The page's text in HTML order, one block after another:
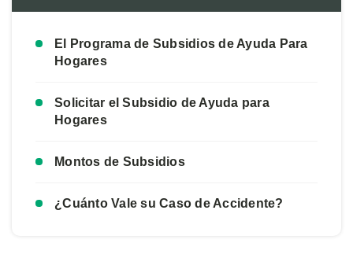
El Programa de Subsidios de Ayuda Para
Hogares
Solicitar el Subsidio de Ayuda para
Hogares
Montos de Subsidios
¿Cuánto Vale su Caso de Accidente?